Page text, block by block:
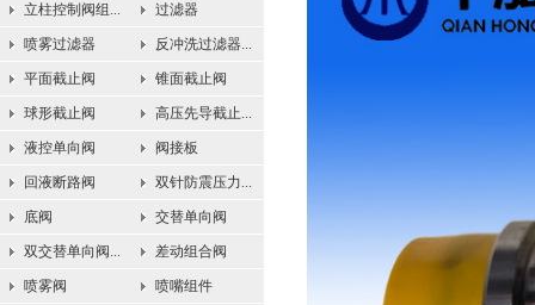
立柱控制阀组... 过滤器
喷雾过滤器 反冲洗过滤器...
平面截止阀 锥面截止阀
球形截止阀 高压先导截止...
液控单向阀 阀接板
回液断路阀 双针防震压力...
底阀 交替单向阀
双交替单向阀... 差动组合阀
喷雾阀 喷嘴组件